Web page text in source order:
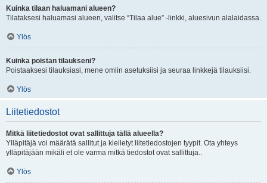
Kuinka tilaan haluamani alueen?
Tilataksesi haluamasi alueen, valitse “Tilaa alue” -linkki, aluesivun alalaidassa.
Ylös
Kuinka poistan tilaukseni?
Poistaaksesi tilauksiasi, mene omiin asetuksiisi ja seuraa linkkejä tilauksiisi.
Ylös
Liitetiedostot
Mitkä liitetiedostot ovat sallittuja tällä alueella?
Ylläpitäjä voi määrätä sallitut ja kielletyt liitetiedostojen tyypit. Ota yhteys
ylläpitäjään mikäli et ole varma mitkä tiedostot ovat sallittuja..
Ylös